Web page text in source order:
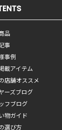
品
事
事例
載アイテム
店舗オススメ
ーズブログ
フブログ
物ガイド
選び方